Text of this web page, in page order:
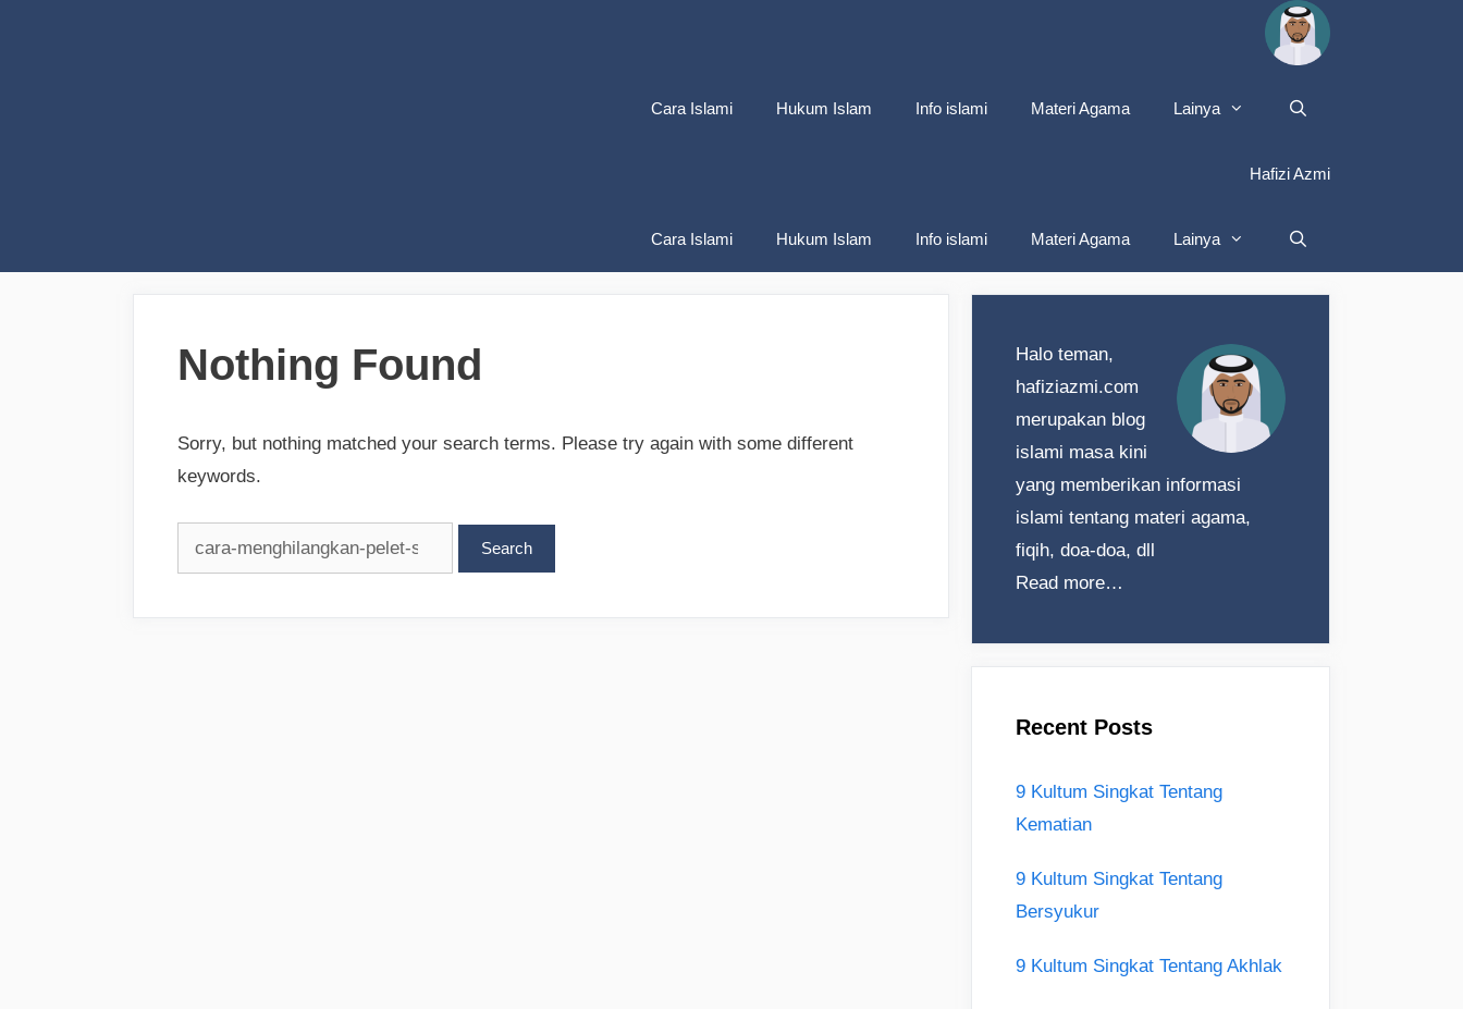
Cara Islami Hukum Islam Info islami Materi Agama Lainya
Hafizi Azmi
Cara Islami Hukum Islam Info islami Materi Agama Lainya
Nothing Found
Sorry, but nothing matched your search terms. Please try again with some different
keywords.
for:
Halo teman,
hafiziazmi.com
merupakan blog
islami masa kini
yang memberikan informasi
islami tentang materi agama,
fiqih, doa-doa, dll
Read more…
Recent Posts
9 Kultum Singkat Tentang
Kematian
9 Kultum Singkat Tentang
Bersyukur
9 Kultum Singkat Tentang Akhlak